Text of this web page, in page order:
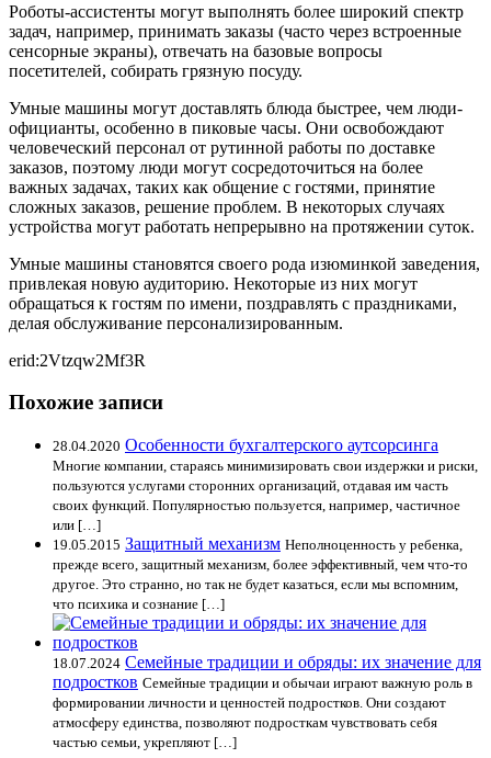
Роботы-ассистенты могут выполнять более широкий спектр
задач, например, принимать заказы (часто через встроенные
сенсорные экраны), отвечать на базовые вопросы
посетителей, собирать грязную посуду.
Умные машины могут доставлять блюда быстрее, чем люди-
официанты, особенно в пиковые часы. Они освобождают
человеческий персонал от рутинной работы по доставке
заказов, поэтому люди могут сосредоточиться на более
важных задачах, таких как общение с гостями, принятие
сложных заказов, решение проблем. В некоторых случаях
устройства могут работать непрерывно на протяжении суток.
Умные машины становятся своего рода изюминкой заведения,
привлекая новую аудиторию. Некоторые из них могут
обращаться к гостям по имени, поздравлять с праздниками,
делая обслуживание персонализированным.
erid:2Vtzqw2Mf3R
Похожие записи
28.04.2020 Особенности бухгалтерского аутсорсинга
Многие компании, стараясь минимизировать свои издержки и риски,
пользуются услугами сторонних организаций, отдавая им часть
своих функций. Популярностью пользуется, например, частичное
или […]
19.05.2015 Защитный механизм Неполноценность у ребенка,
прежде всего, защитный механизм, более эффективный, чем что-то
другое. Это странно, но так не будет казаться, если мы вспомним,
что психика и сознание […]
18.07.2024 Семейные традиции и обряды: их значение для
подростков Семейные традиции и обычаи играют важную роль в
формировании личности и ценностей подростков. Они создают
атмосферу единства, позволяют подросткам чувствовать себя
частью семьи, укрепляют […]